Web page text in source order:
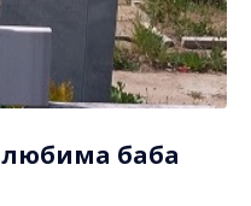
баба